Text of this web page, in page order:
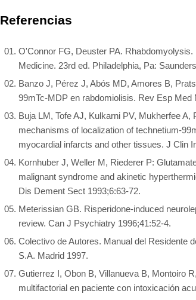
Referencias
O'Connor FG, Deuster PA.
Medicine. 23rd ed. Philadelphia, Pa:
Banzo J, Pérez J, Abós MD, Amores B,
99mTc-MDP en rabdomiolisis. Rev Esp Med
Buja LM, Tofe AJ, Kulkarni PV, Mukherfee
mechanisms of localization of technetium-
myocardial infarcts and other tissues. J Clin
Kornhuber J, Weller M, Riederer P:
malignant syndrome and akinetic
Dis Dement Sect 1993;6:63-72.
Meterissian GB. Risperidone-induced
review. Can J Psychiatry 1996;41:52-4.
Colectivo de Autores. Manual del Residente
S.A. Madrid 1997.
Gutierrez I, Obon B, Villanueva B, Montoiro
multifactorial en paciente con intoxicación